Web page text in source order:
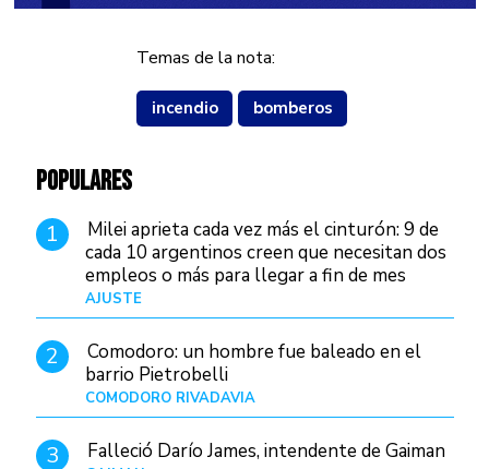
Temas de la nota:
incendio bomberos
POPULARES
1
Milei aprieta cada vez más el cinturón: 9 de
cada 10 argentinos creen que necesitan dos
empleos o más para llegar a fin de mes
AJUSTE
2
Comodoro: un hombre fue baleado en el
barrio Pietrobelli
COMODORO RIVADAVIA
3 Falleció Darío James, intendente de Gaiman